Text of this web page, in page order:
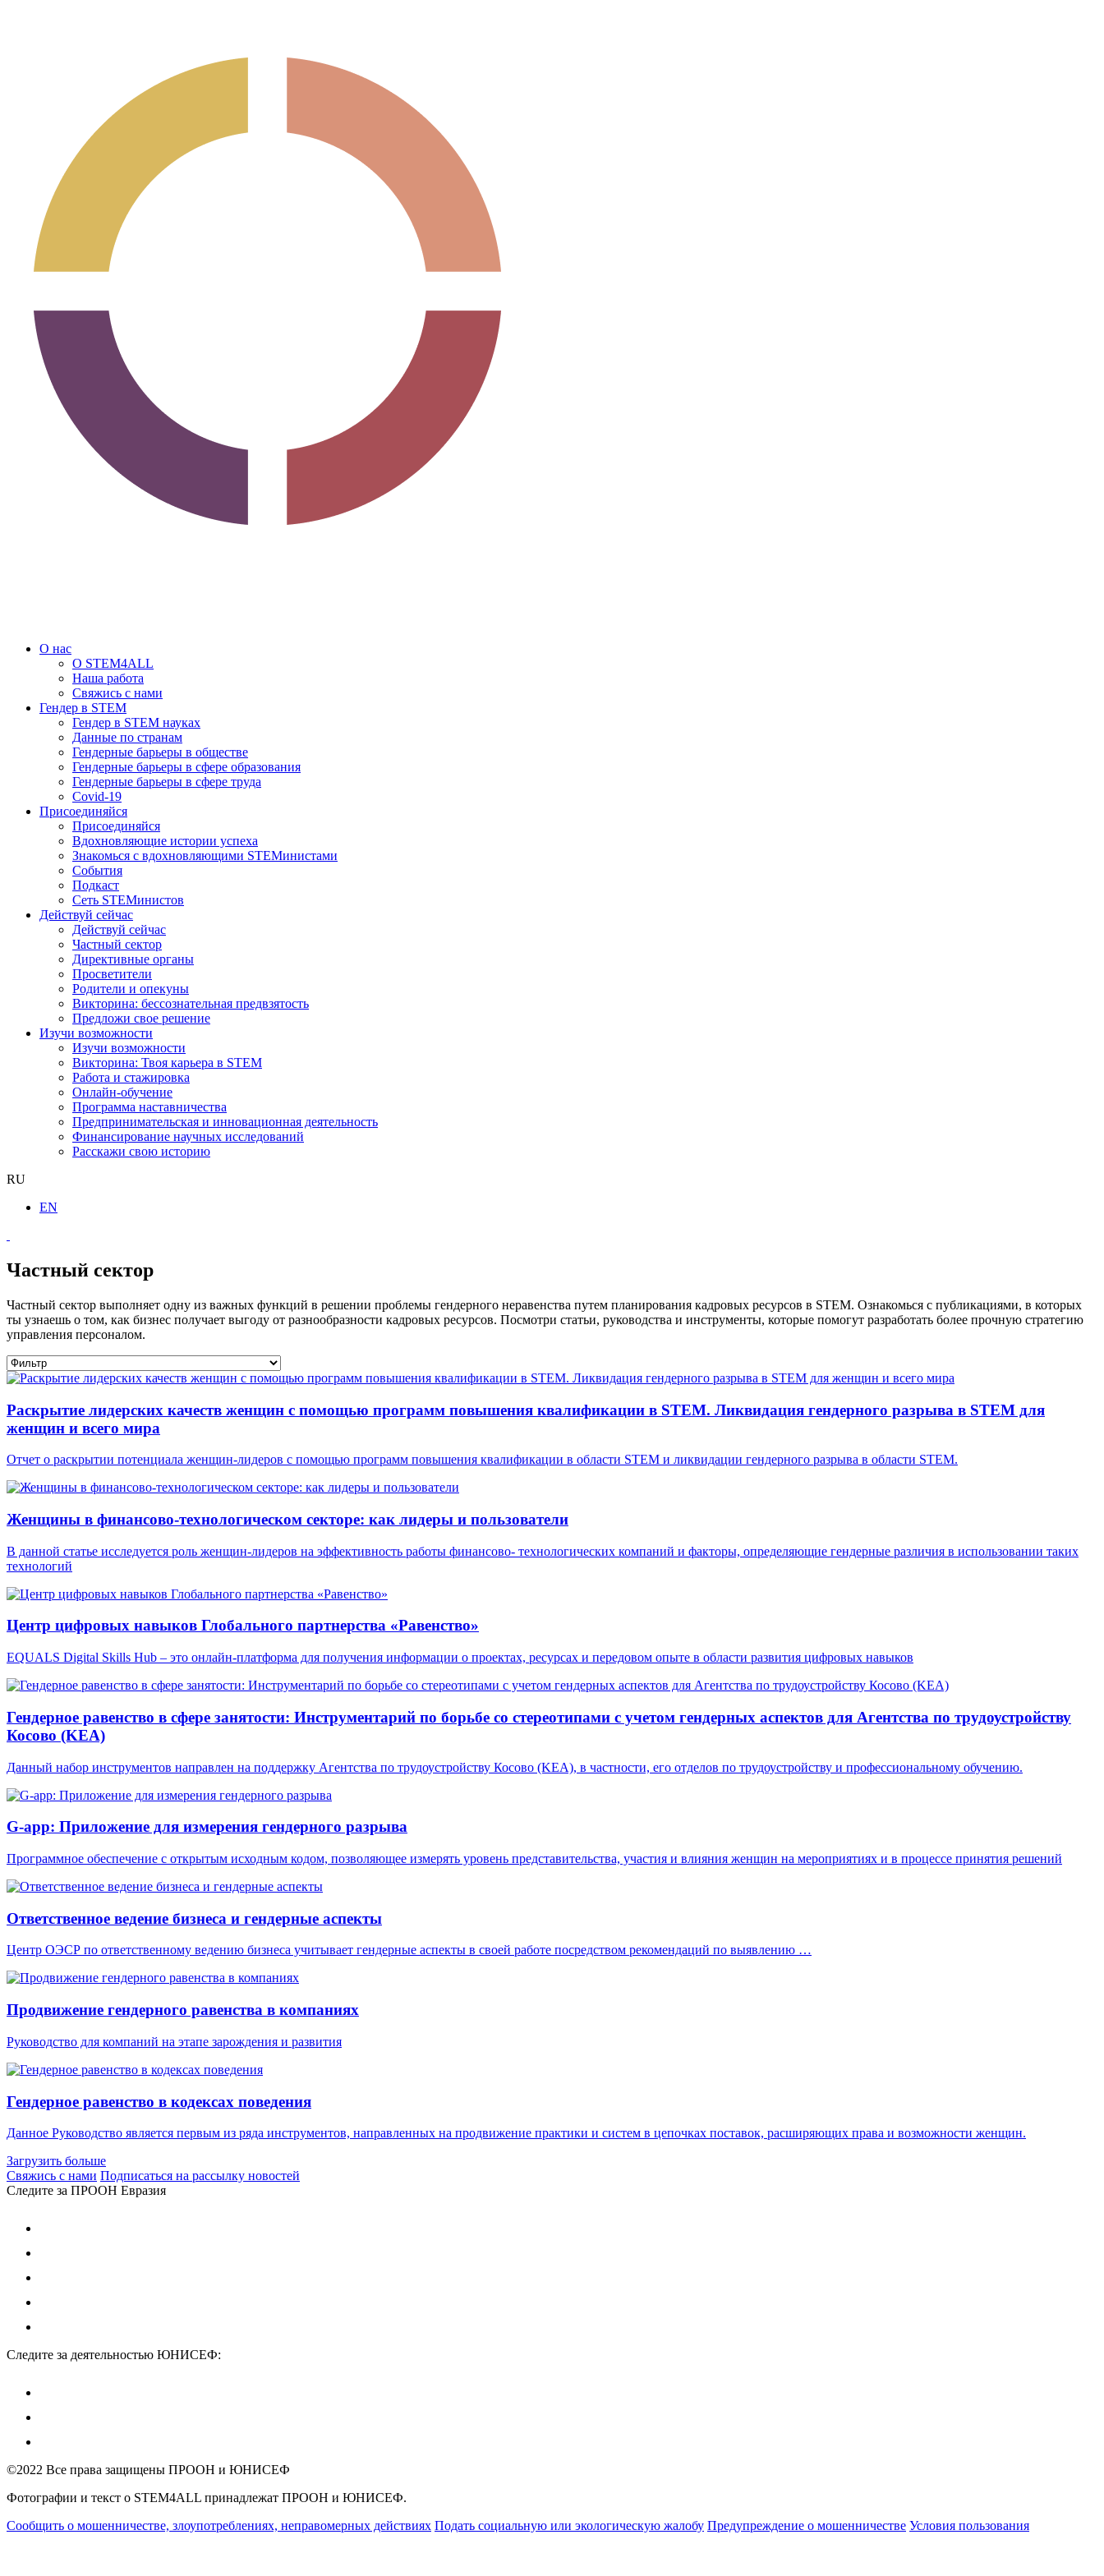
О нас
О STEM4ALL
Наша работа
Свяжись с нами
Гендер в STEM
Гендер в STEM науках
Данные по странам
Гендерные барьеры в обществе
Гендерные барьеры в сфере образования
Гендерные барьеры в сфере труда
Covid-19
Присоединяйся
Присоединяйся
Вдохновляющие истории успеха
Знакомься с вдохновляющими STEMинистами
События
Подкаст
Сеть STEMинистов
Действуй сейчас
Действуй сейчас
Частный сектор
Директивные органы
Просветители
Родители и опекуны
Викторина: бессознательная предвзятость
Предложи свое решение
Изучи возможности
Изучи возможности
Викторина: Твоя карьера в STEM
Работа и стажировка
Онлайн-обучение
Программа наставничества
Предпринимательская и инновационная деятельность
Финансирование научных исследований
Расскажи свою историю
RU
EN
Частный сектор
Частный сектор выполняет одну из важных функций в решении проблемы гендерного неравенства путем планирования кадровых ресурсов в STEM. Ознакомься с публикациями, в которых
ты узнаешь о том, как бизнес получает выгоду от разнообразности кадровых ресурсов. Посмотри статьи, руководства и инструменты, которые помогут разработать более прочную стратегию
управления персоналом.
Раскрытие лидерских качеств женщин с помощью программ повышения квалификации в STEM. Ликвидация гендерного разрыва в STEM для
женщин и всего мира
Отчет о раскрытии потенциала женщин-лидеров с помощью программ повышения квалификации в области STEM и ликвидации гендерного разрыва в области STEM.
Женщины в финансово-технологическом секторе: как лидеры и пользователи
В данной статье исследуется роль женщин-лидеров на эффективность работы финансово- технологических компаний и факторы, определяющие гендерные различия в использовании таких
технологий
Центр цифровых навыков Глобального партнерства «Равенство»
EQUALS Digital Skills Hub – это онлайн-платформа для получения информации о проектах, ресурсах и передовом опыте в области развития цифровых навыков
Гендерное равенство в сфере занятости: Инструментарий по борьбе со стереотипами с учетом гендерных аспектов для Агентства по трудоустройству
Косово (KEA)
Данный набор инструментов направлен на поддержку Агентства по трудоустройству Косово (KEA), в частности, его отделов по трудоустройству и профессиональному обучению.
G-app: Приложение для измерения гендерного разрыва
Программное обеспечение с открытым исходным кодом, позволяющее измерять уровень представительства, участия и влияния женщин на мероприятиях и в процессе принятия решений
Ответственное ведение бизнеса и гендерные аспекты
Центр ОЭСР по ответственному ведению бизнеса учитывает гендерные аспекты в своей работе посредством рекомендаций по выявлению …
Продвижение гендерного равенства в компаниях
Руководство для компаний на этапе зарождения и развития
Гендерное равенство в кодексах поведения
Данное Руководство является первым из ряда инструментов, направленных на продвижение практики и систем в цепочках поставок, расширяющих права и возможности женщин.
Загрузить больше
Свяжись с нами Подписаться на рассылку новостей
Следите за ПРООН Евразия
Следите за деятельностью ЮНИСЕФ:
©2022 Все права защищены ПРООН и ЮНИСЕФ
Фотографии и текст о STEM4ALL принадлежат ПРООН и ЮНИСЕФ.
Сообщить о мошенничестве, злоупотреблениях, неправомерных действиях Подать социальную или экологическую жалобу Предупреждение о мошенничестве Условия пользования